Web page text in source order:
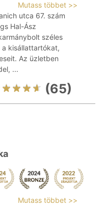
Mutass többet >>
utca 67. szám
Hal-Ász
széles
kisállattartókat,
Az üzletben
...
(65)
Mutass többet >>